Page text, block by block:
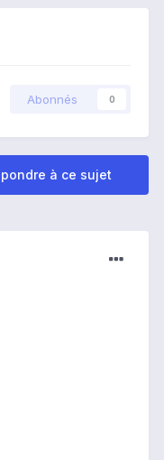
Abonnés 0
à ce sujet